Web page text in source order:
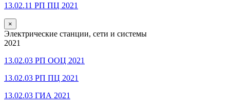
13.02.11 РП ПЦ 2021
×
Электрические станции, сети и системы
2021
13.02.03 РП ООЦ 2021
13.02.03 РП ПЦ 2021
13.02.03 ГИА 2021